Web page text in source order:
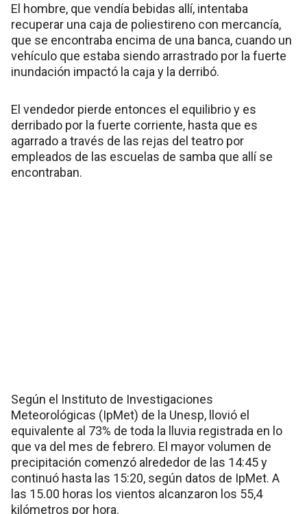
El hombre, que vendía bebidas allí, intentaba
recuperar una caja de poliestireno con mercancía,
que se encontraba encima de una banca, cuando un
vehículo que estaba siendo arrastrado por la fuerte
inundación impactó la caja y la derribó.
El vendedor pierde entonces el equilibrio y es
derribado por la fuerte corriente, hasta que es
agarrado a través de las rejas del teatro por
empleados de las escuelas de samba que allí se
encontraban.
Según el Instituto de Investigaciones
Meteorológicas (IpMet) de la Unesp, llovió el
equivalente al 73% de toda la lluvia registrada en lo
que va del mes de febrero. El mayor volumen de
precipitación comenzó alrededor de las 14:45 y
continuó hasta las 15:20, según datos de IpMet. A
las 15.00 horas los vientos alcanzaron los 55,4
kilómetros por hora.